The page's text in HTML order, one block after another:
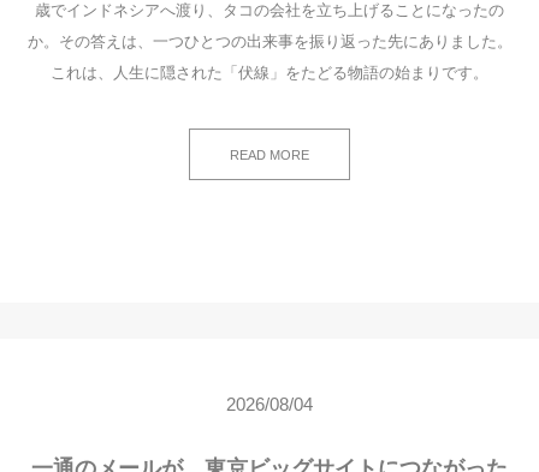
歳でインドネシアへ渡り、タコの会社を立ち上げることになったの
か。その答えは、一つひとつの出来事を振り返った先にありました。
これは、人生に隠された「伏線」をたどる物語の始まりです。
READ MORE
2026/08/04